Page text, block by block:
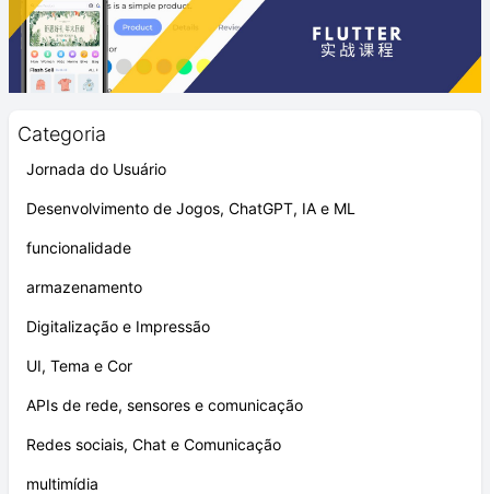
Categoria
Jornada do Usuário
Desenvolvimento de Jogos, ChatGPT, IA e ML
funcionalidade
armazenamento
Digitalização e Impressão
UI, Tema e Cor
APIs de rede, sensores e comunicação
Redes sociais, Chat e Comunicação
multimídia